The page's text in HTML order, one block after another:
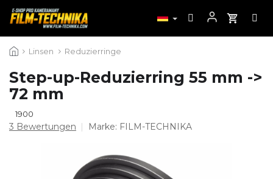
Inhalt Linsen Reduzierringe
Step-up-Reduzierring 55 mm ->
72 mm
1900
Die
3 Bewertungen Marke: FILM-TECHNIKA